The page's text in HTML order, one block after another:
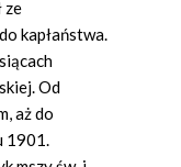
ze
kapłaństwa.
Od
aż do
1901.